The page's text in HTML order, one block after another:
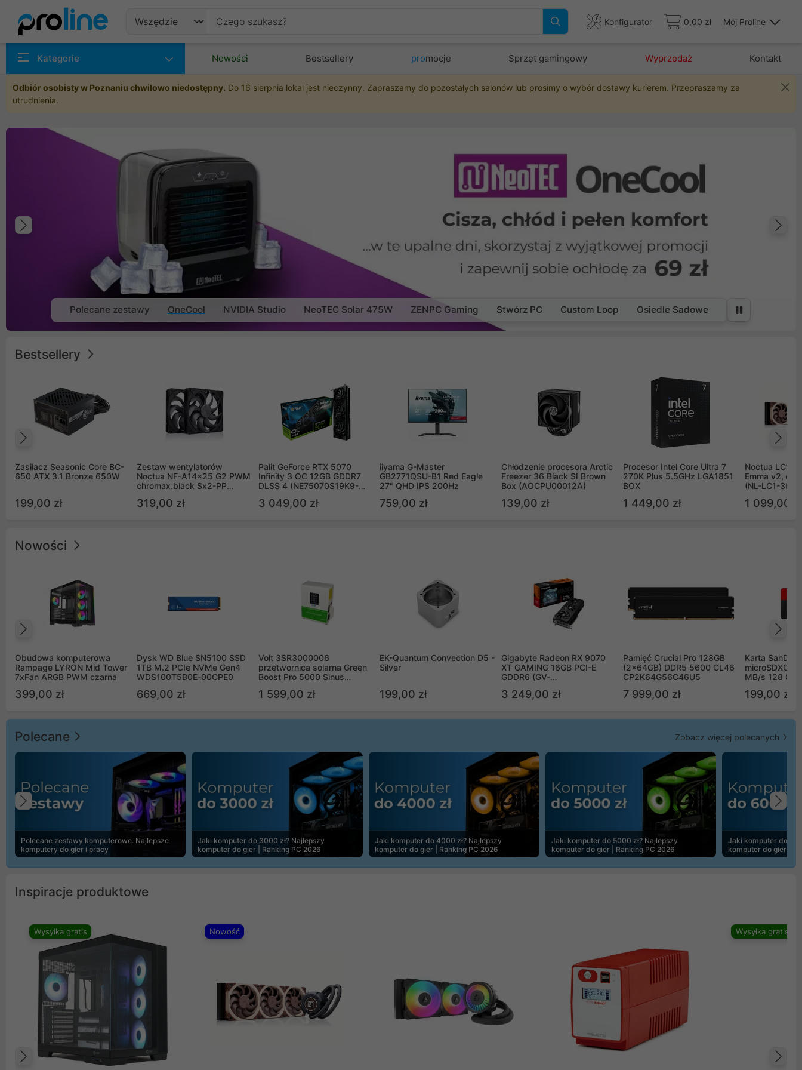
Konfigurator 0,00 zł Mój Proline
Kategorie Nowości Bestsellery promocje Sprzęt gamingowy Wyprzedaż Kontakt
Odbiór osobisty w Poznaniu chwilowo niedostępny. Do 16 sierpnia lokal jest nieczynny. Zapraszamy do pozostałych salonów lub prosimy o wybór dostawy kurierem. Przepraszamy za
utrudnienia.
Poprzedni
Polecane zestawy OneCool NVIDIA Studio NeoTEC Solar 475W ZENPC Gaming Stwórz PC Custom Loop Osiedle Sadowe
Bestsellery
Zasilacz Seasonic Core BC-
650 ATX 3.1 Bronze 650W
199,00 zł
Zestaw wentylatorów
Noctua NF-A14x25 G2 PWM
chromax.black Sx2-PP
(2szt)
319,00 zł
Palit GeForce RTX 5070
Infinity 3 OC 12GB GDDR7
DLSS 4 (NE75070S19K9-
3 049,00 zł
iiyama G-Master
GB2771QSU-B1 Red Eagle
27" QHD IPS 200Hz
759,00 zł
Chłodzenie procesora Arctic
Freezer 36 Black SI Brown
Box (AOCPU00012A)
139,00 zł
Procesor Intel Core Ultra 7
270K Plus 5.5GHz LGA1851
BOX
1 449,00 zł
Noctua LC1
Emma v2,
(NL-LC1-36)
1 099,00 zł
Nowości
Obudowa komputerowa
Rampage LYRON Mid Tower
7xFan ARGB PWM czarna
399,00 zł
Dysk WD Blue SN5100 SSD
1TB M.2 PCIe NVMe Gen4
WDS100T5B0E-00CPE0
669,00 zł
Volt 3SR3000006
przetwornica solarna Green
Boost Pro 5000 Sinus
1 599,00 zł
EK-Quantum Convection D5 -
Silver
199,00 zł
Gigabyte Radeon RX 9070
XT GAMING 16GB PCI-E
GDDR6 (GV-
3 249,00 zł
Pamięć Crucial Pro 128GB
(2x64GB) DDR5 5600 CL46
CP2K64G56C46U5
7 999,00 zł
Karta
microSDXC
MB/s 128 GB
199,00 zł
Polecane Zobacz więcej polecanych
Polecane zestawy komputerowe. Najlepsze
komputery do gier i pracy
Jaki komputer do 3000 zł? Najlepszy
komputer do gier | Ranking PC 2026
Jaki komputer do 4000 zł? Najlepszy
komputer do gier | Ranking PC 2026
Jaki komputer do 5000 zł? Najlepszy
komputer do gier | Ranking PC 2026
Jaki komputer do
komputer do gier |
Poprzedni
Inspiracje produktowe
Wysyłka gratis Nowość Wysyłka gratis